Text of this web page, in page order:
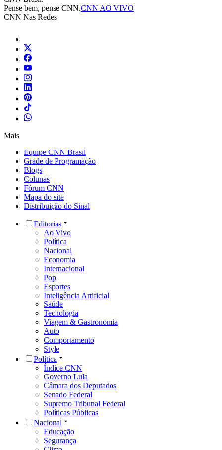
Pense bem, pense CNN.CNN AO VIVO
CNN Nas Redes
Mais
Equipe CNN Brasil
Grade de Programação
Blogs
Colunas
Fórum CNN
Mapa do site
Distribuição do Sinal
Editorias
Ao Vivo
Política
Nacional
Economia
Internacional
Pop
Esportes
Inteligência Artificial
Saúde
Tecnologia
Viagem & Gastronomia
Auto
Comportamento
Style
Política
Índice CNN
Governo Lula
Câmara dos Deputados
Senado Federal
Supremo Tribunal Federal
Políticas Públicas
Nacional
Educação
Segurança